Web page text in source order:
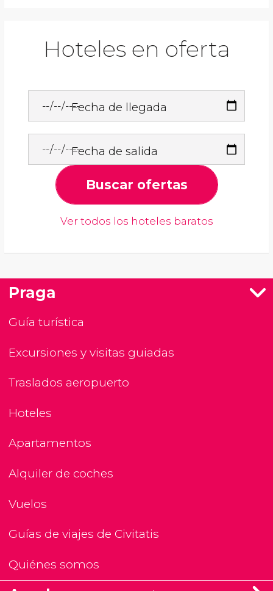
Hoteles en oferta
Fecha de llegada
Fecha de salida
Buscar ofertas
Ver todos los hoteles baratos
Praga
Guía turística
Excursiones y visitas guiadas
Traslados aeropuerto
Hoteles
Apartamentos
Alquiler de coches
Vuelos
Guías de viajes de Civitatis
Quiénes somos